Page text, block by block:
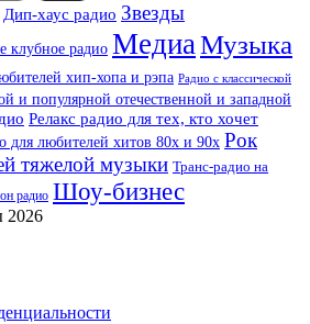
Дип-хаус радио Звезды
клубное радио МедиаМузыка
хип-хопа и рэпа Радио с классической
и популярной отечественной и западной
Релакс радио для тех, кто хочет
для любителей хитов 80х и 90х Рок
тяжелой музыки Транс-радио на
радио Шоу-бизнес
2026